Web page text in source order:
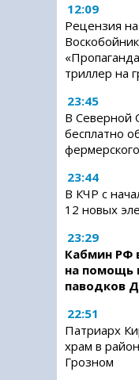
12:09
Рецензия
триллер на
23:45
В Северной
бесплатно
23:44
В КЧР с
12 новых
23:29
Кабмин РФ
на помощь
паводков
22:51
Патриарх
храм в
Грозном